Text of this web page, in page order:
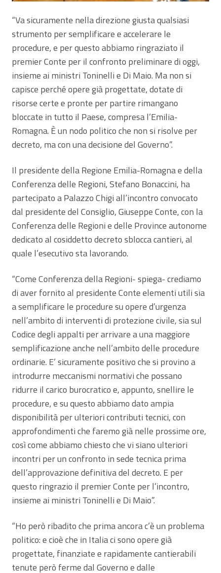
“Va sicuramente nella direzione giusta qualsiasi
strumento per semplificare e accelerare le
procedure, e per questo abbiamo ringraziato il
premier Conte per il confronto preliminare di oggi,
insieme ai ministri Toninelli e Di Maio. Ma non si
capisce perché opere già progettate, dotate di
risorse certe e pronte per partire rimangano
bloccate in tutto il Paese, compresa l’Emilia-
Romagna. È un nodo politico che non si risolve per
decreto, ma con una decisione del Governo”.
Il presidente della Regione Emilia-Romagna e della
Conferenza delle Regioni, Stefano Bonaccini, ha
partecipato a Palazzo Chigi all’incontro convocato
dal presidente del Consiglio, Giuseppe Conte, con la
Conferenza delle Regioni e delle Province autonome
dedicato al cosiddetto decreto sblocca cantieri, al
quale l’esecutivo sta lavorando.
“Come Conferenza della Regioni- spiega- crediamo
di aver fornito al presidente Conte elementi utili sia
a semplificare le procedure su opere d’urgenza
nell’ambito di interventi di protezione civile, sia sul
Codice degli appalti per arrivare a una maggiore
semplificazione anche nell’ambito delle procedure
ordinarie. E’ sicuramente positivo che si provino a
introdurre meccanismi normativi che possano
ridurre il carico burocratico e, appunto, snellire le
procedure, e su questo abbiamo dato ampia
disponibilità per ulteriori contributi tecnici, con
approfondimenti che faremo già nelle prossime ore,
così come abbiamo chiesto che vi siano ulteriori
incontri per un confronto in sede tecnica prima
dell’approvazione definitiva del decreto. E per
questo ringrazio il premier Conte per l’incontro,
insieme ai ministri Toninelli e Di Maio”.
“Ho però ribadito che prima ancora c’è un problema
politico: e cioè che in Italia ci sono opere già
progettate, finanziate e rapidamente cantierabili
tenute però ferme dal Governo e dalle